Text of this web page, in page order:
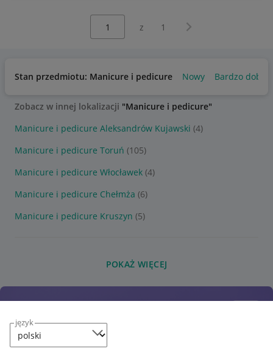
język
z 1 Następna strona
Stan przedmiotu: Manicure i pedicure Nowy Bardzo dobry
Zobacz w innej lokalizacji "Manicure i pedicure"
Manicure i pedicure Aleksandrów Kujawski (4)
Manicure i pedicure Toruń (105)
Manicure i pedicure Włocławek (4)
Manicure i pedicure Chełmża (6)
Manicure i pedicure Kruszyn (5)
POKAŻ WIĘCEJ